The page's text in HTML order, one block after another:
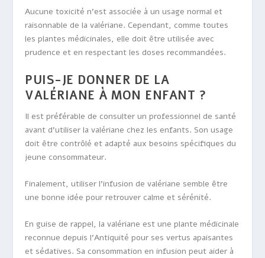
Aucune toxicité n’est associée à un usage normal et
raisonnable de la valériane. Cependant, comme toutes
les plantes médicinales, elle doit être utilisée avec
prudence et en respectant les doses recommandées.
PUIS-JE DONNER DE LA
VALÉRIANE À MON ENFANT ?
Il est préférable de consulter un professionnel de santé
avant d’utiliser la valériane chez les enfants. Son usage
doit être contrôlé et adapté aux besoins spécifiques du
jeune consommateur.
Finalement, utiliser l’infusion de valériane semble être
une bonne idée pour retrouver calme et sérénité.
En guise de rappel, la valériane est une plante médicinale
reconnue depuis l’Antiquité pour ses vertus apaisantes
et sédatives. Sa consommation en infusion peut aider à